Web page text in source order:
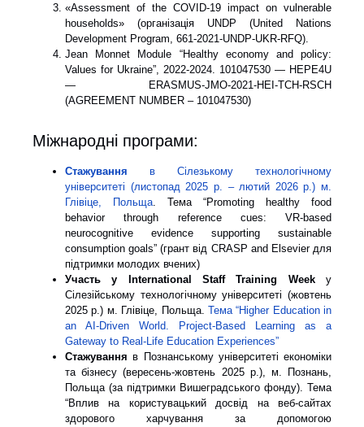
«Assessment of the COVID-19 impact on vulnerable
households» (організація UNDP (United Nations
Development Program, 661-2021-UNDP-UKR-RFQ).
Jean Monnet Module “Healthy economy and policy:
Values for Ukraine”, 2022-2024. 101047530 — HEPE4U
— ERASMUS-JMO-2021-HEI-TCH-RSCH
(AGREEMENT NUMBER – 101047530)
Міжнародні програми:
Стажування в Сілезькому технологічному
університеті (листопад 2025 р. – лютий 2026 р.) м.
Глівіце, Польща. Тема “Promoting healthy food
behavior through reference cues: VR-based
neurocognitive evidence supporting sustainable
consumption goals” (грант від CRASP and Elsevier для
підтримки молодих вчених)
Участь у International Staff Training Weekу
Сілезійському технологічному університеті (жовтень
2025 р.) м. Глівіце, Польща. Тема “Higher Education in
an AI-Driven World. Project-Based Learning as a
Gateway to Real-Life Education Experiences”
Стажуванняв Познанському університеті економіки
та бізнесу (вересень-жовтень 2025 р.), м. Познань,
Польща (за підтримки Вишеградського фонду). Тема
“Вплив на користувацький досвід на веб-сайтах
здорового харчування за допомогою